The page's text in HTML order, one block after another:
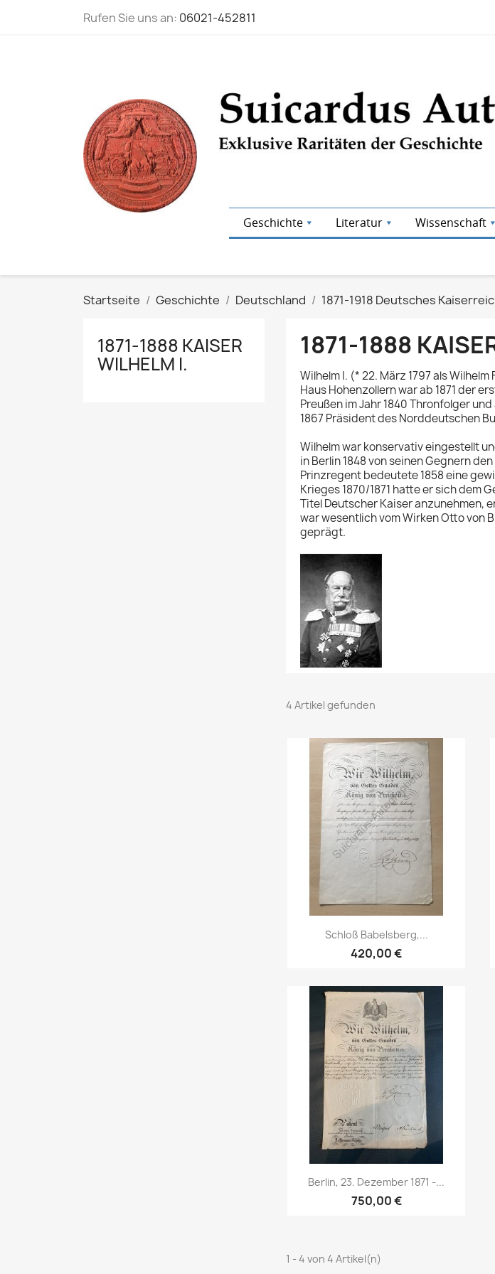
Rufen Sie uns an: 06021-452811
Geschichte Literatur Wissenschaft
Startseite Geschichte Deutschland 1871-1918 Deutsches
1871-1888 KAISER
WILHELM I.
1871-1888
Wilhelm I. (* 22. März 1797 als
Haus Hohenzollern war ab 1871 der
Preußen im Jahr 1840 Thronfolger
1867 Präsident des Norddeutschen
Wilhelm war konservativ eingestellt
in Berlin 1848 von seinen Gegnern
Prinzregent bedeutete 1858 eine
Krieges 1870/1871 hatte er sich dem
Titel Deutscher Kaiser anzunehmen,
war wesentlich vom Wirken Otto von
geprägt.
4 Artikel gefunden
 Vorschau
Schloß Babelsberg,...
420,00 €
Vorschau
Berlin, 23. Dezember 1871 -...
750,00 €
1 - 4 von 4 Artikel(n)